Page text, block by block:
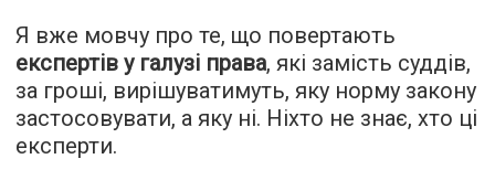
Я вже мовчу про те, що повертають
експертів у галузі права, які замість суддів,
за гроші, вирішуватимуть, яку норму закону
застосовувати, а яку ні. Ніхто не знає, хто ці
експерти.